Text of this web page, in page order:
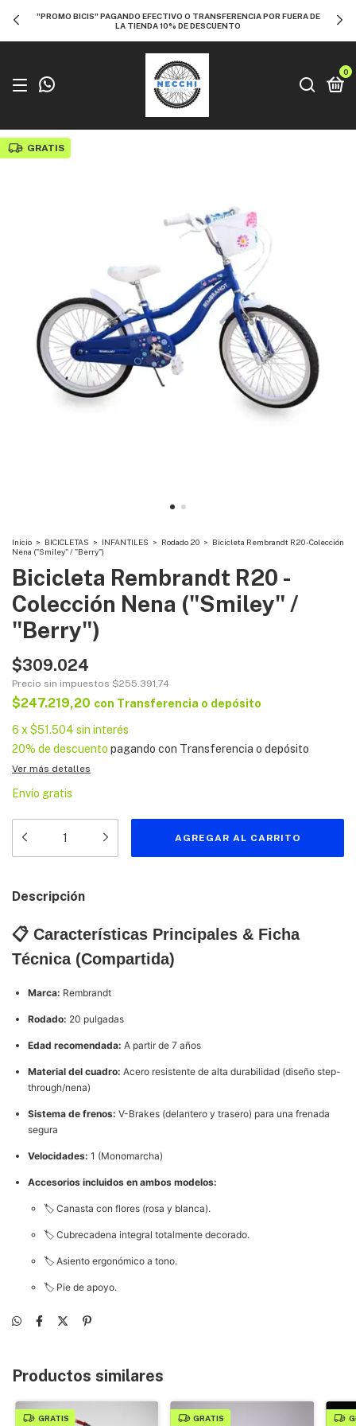
"PROMO BICIS" PAGANDO EFECTIVO O TRANSFERENCIA POR FUERA DE
LA TIENDA 10% DE DESCUENTO
0
GRATIS
Inicio > BICICLETAS > INFANTILES > Rodado 20 > Bicicleta Rembrandt R20 - Colección
Nena ("Smiley" / "Berry")
Bicicleta Rembrandt R20 -
Colección Nena ("Smiley" /
"Berry")
$309.024
Precio sin impuestos $255.391,74
$247.219,20 con Transferencia o depósito
6 x $51.504 sin interés
20% de descuento pagando con Transferencia o depósito
Ver más detalles
Envío gratis
Descripción
📋 Características Principales & Ficha
Técnica (Compartida)
Marca: Rembrandt
Rodado: 20 pulgadas
Edad recomendada: A partir de 7 años
Material del cuadro: Acero resistente de alta durabilidad (diseño step-
through/nena)
Sistema de frenos: V-Brakes (delantero y trasero) para una frenada
segura
Velocidades: 1 (Monomarcha)
Accesorios incluidos en ambos modelos:
🏷️ Canasta con flores (rosa y blanca).
🏷️ Cubrecadena integral totalmente decorado.
🏷️ Asiento ergonómico a tono.
🏷️ Pie de apoyo.
Productos similares
GRATIS GRATIS